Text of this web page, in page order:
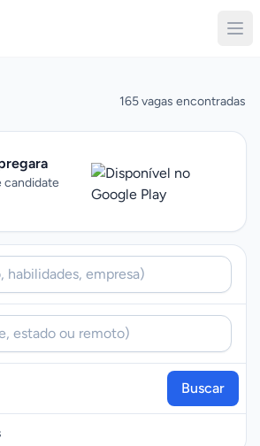
165 vagas encontradas
candidate
Buscar